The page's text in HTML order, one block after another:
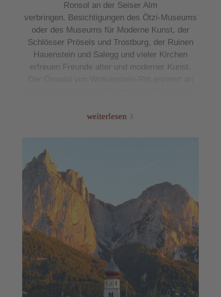
Ronsol an der Seiser Alm
verbringen. Besichtigungen des Ötzi-Museums
oder des Museums für Moderne Kunst, der
Schlösser Prösels und Trostburg, der Ruinen
Hauenstein und Salegg und vieler Kirchen
erfreuen Freunde alter und moderner Kunst.
Burg Hauenstein seinen Wohnsitz hatte. Beim
den Disziplinen „Ringstechen“, „Labyrinth“,
„Hindernisgalopp“ und „Tor-Ritt“ an. Alle
Turnierorte zwischen Kastelruth und Schloss
Prösels sind vom Bauernhof Ronsol aus gut
erreichbar, ebenso wie dasOpen Air Konzert ,
das die Kastelruther Spatzen
jedes Jahr im Juni
in ihrem Heimatort geben.
weiterlesen